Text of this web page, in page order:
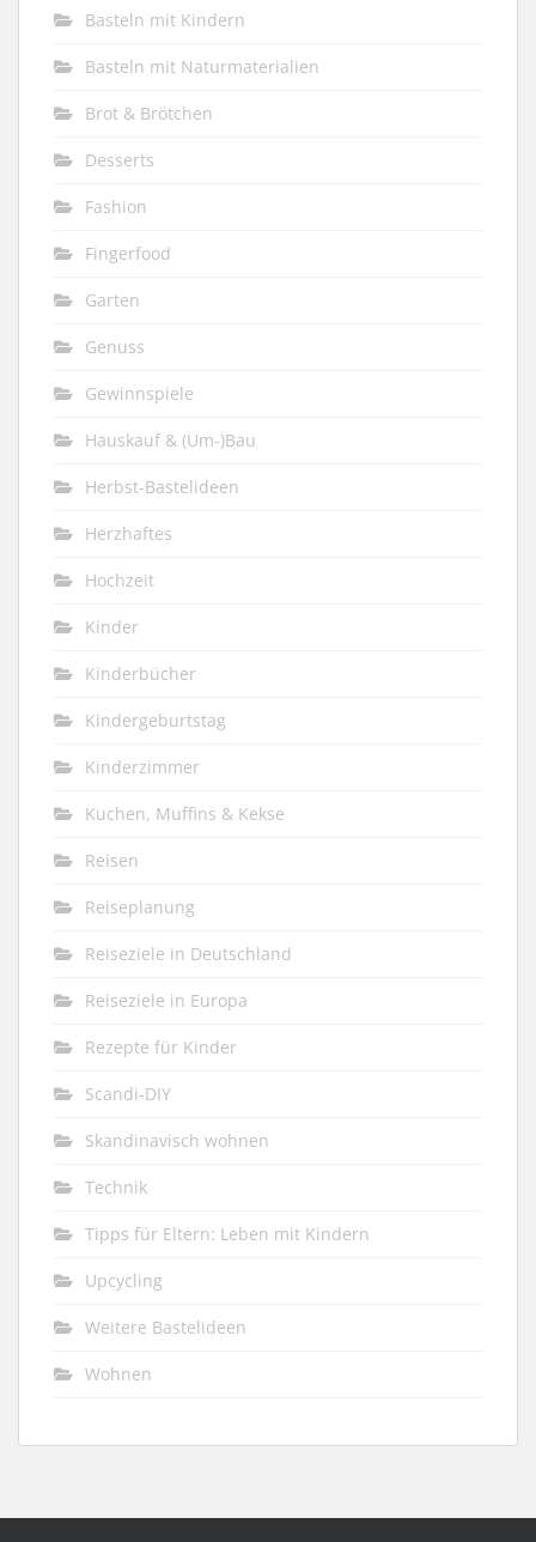
Basteln mit Kindern
Basteln mit Naturmaterialien
Brot & Brötchen
Desserts
Fashion
Fingerfood
Garten
Genuss
Gewinnspiele
Hauskauf & (Um-)Bau
Herbst-Bastelideen
Herzhaftes
Hochzeit
Kinder
Kinderbücher
Kindergeburtstag
Kinderzimmer
Kuchen, Muffins & Kekse
Reisen
Reiseplanung
Reiseziele in Deutschland
Reiseziele in Europa
Rezepte für Kinder
Scandi-DIY
Skandinavisch wohnen
Technik
Tipps für Eltern: Leben mit Kindern
Upcycling
Weitere Bastelideen
Wohnen